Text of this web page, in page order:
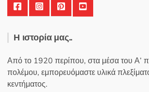
Η ιστορία μας..
Από το 1920 περίπου, στα μέσα του Α’
πολέμου, εμπορευόμαστε υλικά
κεντήματος.